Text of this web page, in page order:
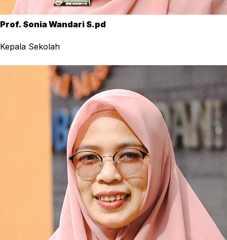
Prof. Sonia Wandari S.pd
Kepala Sekolah